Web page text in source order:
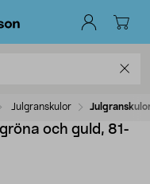
Julgranskulor
och guld, 81-